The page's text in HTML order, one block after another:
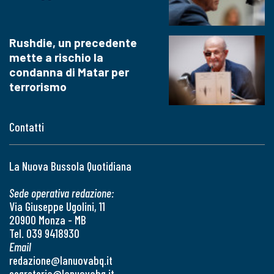
Contatti
La Nuova Bussola Quotidiana
Sede operativa redazione:
Via Giuseppe Ugolini, 11
20900 Monza - MB
Tel. 039 9418930
Email
redazione@lanuovabq.it
Rushdie, un precedente
mette a rischio la
condanna di Matar per
terrorismo